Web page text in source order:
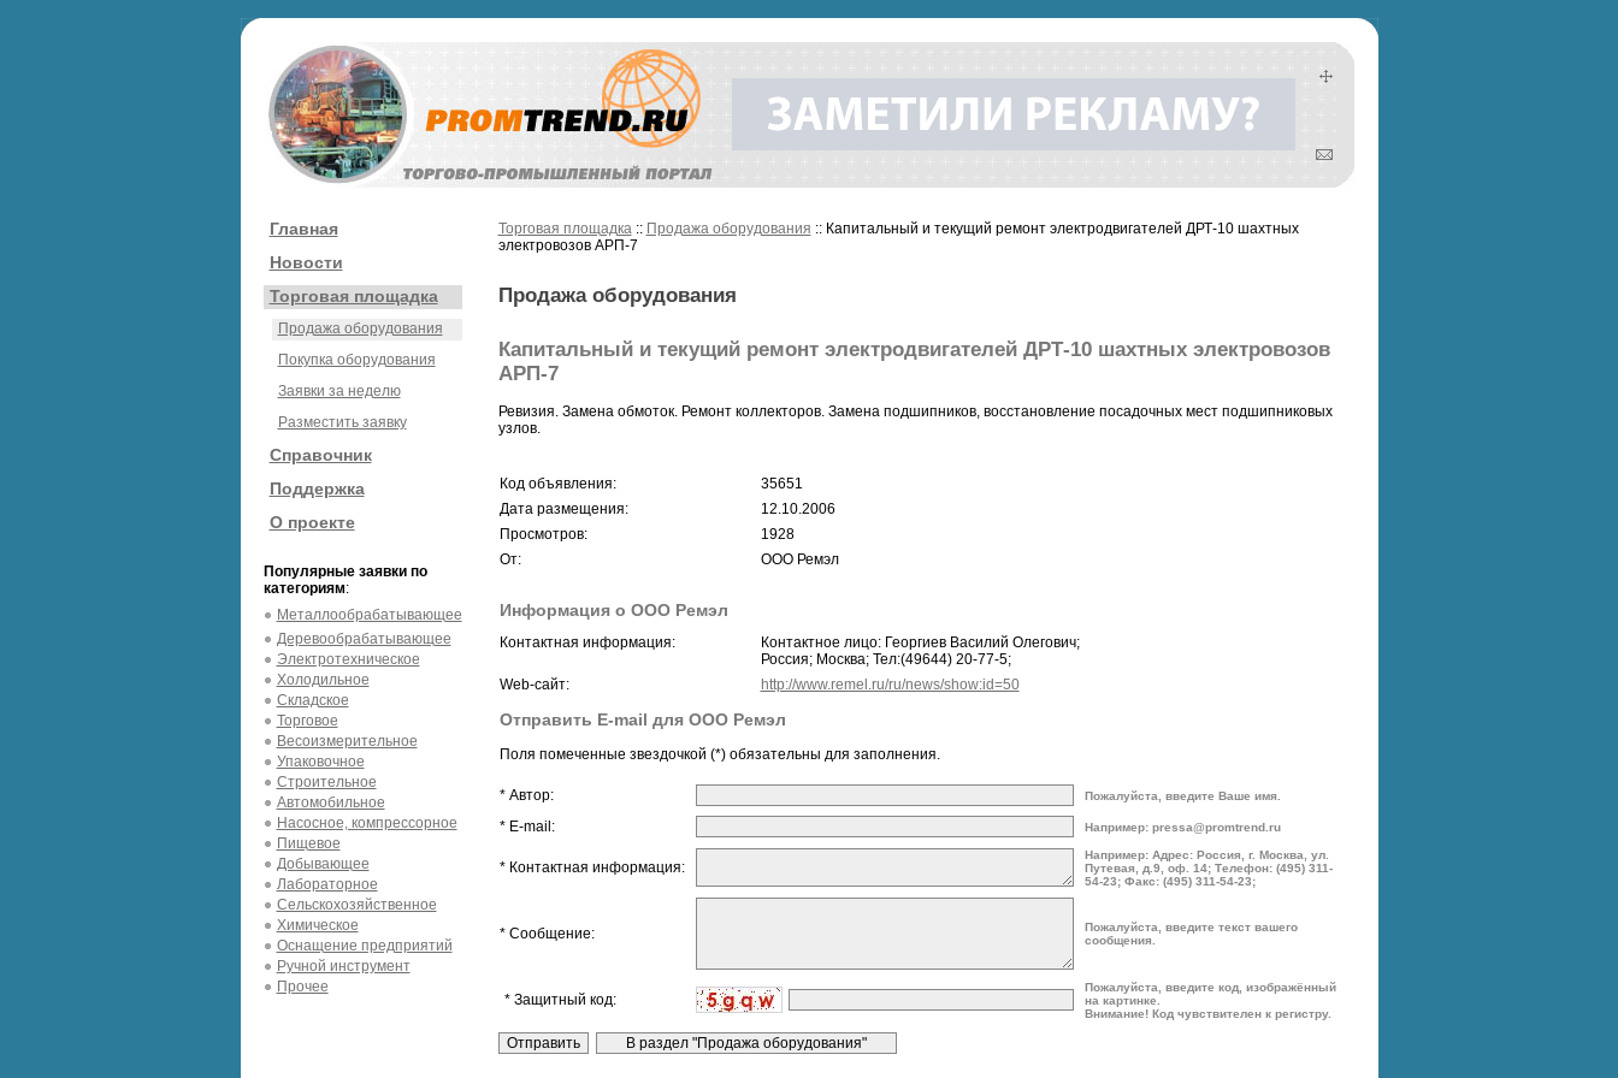
Главная
Новости
Торговая площадка
Продажа оборудования
Покупка оборудования
Заявки за неделю
Разместить заявку
Справочник
Поддержка
О проекте
Популярные заявки по
категориям:
Металлообрабатывающее
Деревообрабатывающее
Электротехническое
Холодильное
Складское
Торговое
Весоизмерительное
Упаковочное
Строительное
Автомобильное
Насосное, компрессорное
Пищевое
Добывающее
Лабораторное
Сельскохозяйственное
Химическое
Оснащение предприятий
Ручной инструмент
Прочее
Торговая площадка:: Продажа оборудования :: Капитальный и текущий ремонт электродвигателей ДРТ-10 шахтных
электровозов АРП-7
Продажа оборудования
Капитальный и текущий ремонт электродвигателей ДРТ-10 шахтных электровозов
АРП-7
Ревизия. Замена обмоток. Ремонт коллекторов. Замена подшипников, восстановление посадочных мест подшипниковых
узлов.
Код объявления:
35651
Дата размещения:
12.10.2006
Просмотров:
1928
От:
ООО Ремэл
Информация о ООО Ремэл
Контактная информация:
Контактное лицо: Георгиев Василий Олегович;
Россия; Москва; Тел:(49644) 20-77-5;
Web-сайт:
http://www.remel.ru/ru/news/show:id=50
Отправить E-mail для ООО Ремэл
Поля помеченные звездочкой (*) обязательны для заполнения.
* Автор: Пожалуйста, введите Ваше имя.
* E-mail: Например: pressa@promtrend.ru
* Контактная информация:
Например: Адрес: Россия, г. Москва, ул.
Путевая, д.9, оф. 14; Телефон: (495) 311-
54-23; Факс: (495) 311-54-23;
* Сообщение:
Пожалуйста, введите текст вашего
сообщения.
* Защитный код:
Пожалуйста, введите код, изображённый
на картинке.
Внимание! Код чувствителен к регистру.